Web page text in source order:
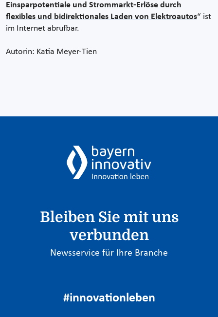
Einsparpotentiale und Strommarkt-Erlöse durch
flexibles und bidirektionales Laden von Elektroautos“ ist
im Internet abrufbar.
Autorin: Katia Meyer-Tien
Bleiben Sie mit uns
verbunden
Newsservice für Ihre Branche
#innovationleben